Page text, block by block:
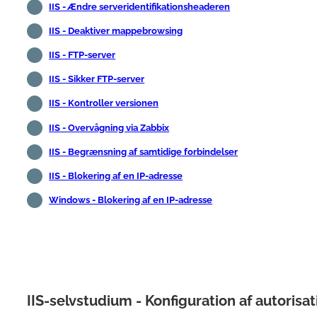
IIS - Ændre serveridentifikationsheaderen
IIS - Deaktiver mappebrowsing
IIS - FTP-server
IIS - Sikker FTP-server
IIS - Kontroller versionen
IIS - Overvågning via Zabbix
IIS - Begrænsning af samtidige forbindelser
IIS - Blokering af en IP-adresse
Windows - Blokering af en IP-adresse
IIS-selvstudium - Konfiguration af